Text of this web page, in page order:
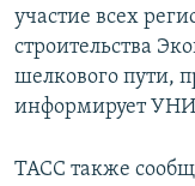
участие всех
строительства
шелкового пути,
информирует
ТАСС также